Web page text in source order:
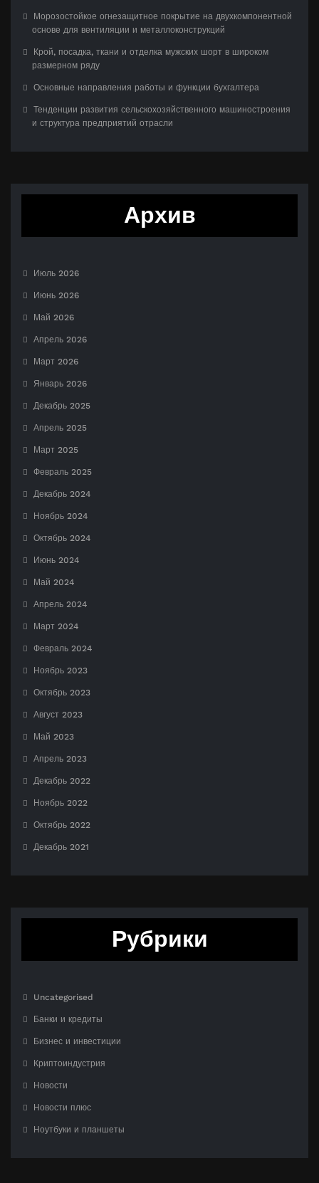
Морозостойкое огнезащитное покрытие на двухкомпонентной
основе для вентиляции и металлоконструкций
Крой, посадка, ткани и отделка мужских шорт в широком
размерном ряду
Основные направления работы и функции бухгалтера
Тенденции развития сельскохозяйственного машиностроения
и структура предприятий отрасли
Архив
Июль 2026
Июнь 2026
Май 2026
Апрель 2026
Март 2026
Январь 2026
Декабрь 2025
Апрель 2025
Март 2025
Февраль 2025
Декабрь 2024
Ноябрь 2024
Октябрь 2024
Июнь 2024
Май 2024
Апрель 2024
Март 2024
Февраль 2024
Ноябрь 2023
Октябрь 2023
Август 2023
Май 2023
Апрель 2023
Декабрь 2022
Ноябрь 2022
Октябрь 2022
Декабрь 2021
Рубрики
Uncategorised
Банки и кредиты
Бизнес и инвестиции
Криптоиндустрия
Новости
Новости плюс
Ноутбуки и планшеты